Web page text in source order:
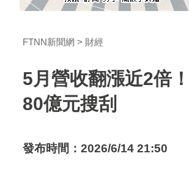
FTNN新聞網 財經
5月營收翻漲近2倍
80億元搜刮
發布時間：2026/6/14 21:50